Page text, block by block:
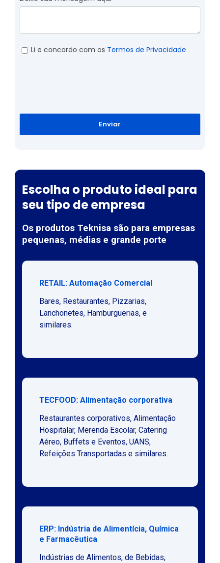
Li e concordo com os Termos de Privacidade
Enviar
Escolha o produto ideal para
seu tipo de empresa
Os produtos Teknisa são para empresas
pequenas, médias e grande porte
RETAIL: Automação Comercial
Bares, Restaurantes, Pizzarias,
Lanchonetes, Hamburguerias, e
similares.
TECFOOD: Alimentação corporativa
Restaurantes corporativos, Alimentação
Hospitalar, Merenda Escolar, Catering
Aéreo, Buffets e Eventos, UANS,
Refeições Transportadas e similares.
ERP: Indústria de Alimentícia, Química
e Farmacêutica
Indústrias de Alimentos, de Bebidas,